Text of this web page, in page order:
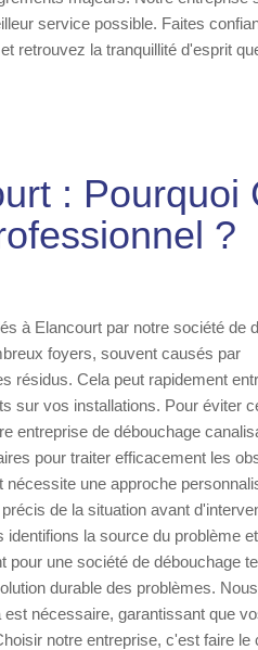
service possible. Faites
retrouvez la tranquillité d'esprit
: Pourquoi
?
à Elancourt par notre société de
foyers, souvent causés par
résidus. Cela peut rapidement
sur vos installations. Pour éviter
entreprise de débouchage
pour traiter efficacement les
une approche
de la situation avant
la source du problème et
une société de débouchage
durable des problèmes.
nécessaire, garantissant que
notre entreprise, c'est faire le